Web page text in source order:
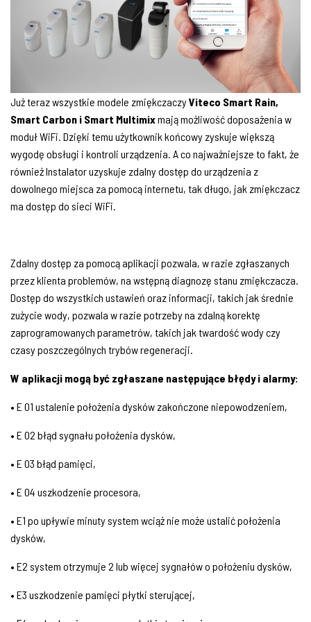
Już teraz wszystkie modele zmiękczaczyViteco Smart Rain,
Smart Carbon i Smart Multimixmają możliwość doposażenia w
moduł WiFi. Dzięki temu użytkownik końcowy zyskuje większą
wygodę obsługi i kontroli urządzenia. A co najważniejsze to fakt, że
również Instalator uzyskuje zdalny dostęp do urządzenia z
dowolnego miejsca za pomocą internetu, tak długo, jak zmiękczacz
ma dostęp do sieci WiFi.
Zdalny dostęp za pomocą aplikacji pozwala, w razie zgłaszanych
przez klienta problemów, na wstępną diagnozę stanu zmiękczacza.
Dostęp do wszystkich ustawień oraz informacji, takich jak średnie
zużycie wody, pozwala w razie potrzeby na zdalną korektę
zaprogramowanych parametrów, takich jak twardość wody czy
czasy poszczególnych trybów regeneracji.
W aplikacji mogą być zgłaszane następujące błędy i alarmy:
• E 01 ustalenie położenia dysków zakończone niepowodzeniem,
• E 02 błąd sygnału położenia dysków,
• E 03 błąd pamięci,
• E 04 uszkodzenie procesora,
• E1 po upływie minuty system wciąż nie może ustalić położenia
dysków,
• E2 system otrzymuje 2 lub więcej sygnałów o położeniu dysków,
• E3 uszkodzenie pamięci płytki sterującej,